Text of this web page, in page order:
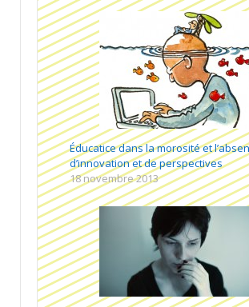
Éducatice dans la morosité et
d’innovation et de perspectives
18 novembre 2013